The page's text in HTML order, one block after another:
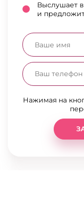
Выслушает
и
Нажимая на